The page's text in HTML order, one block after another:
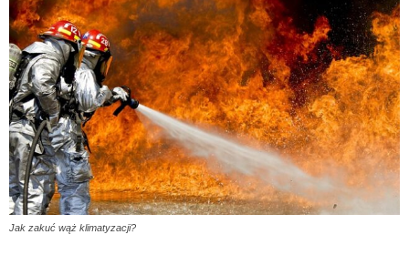
Jak zakuć wąż klimatyzacji?